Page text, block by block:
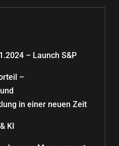
– Launch S&P
–
in einer neuen Zeit
KI